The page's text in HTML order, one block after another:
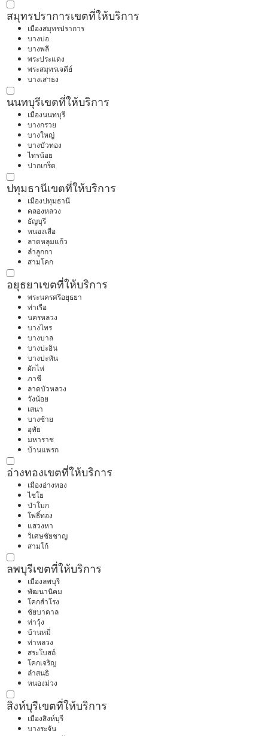
สมุทรปราการเขตที่ให้บริการ
เมืองสมุทรปราการ
บางบ่อ
บางพลี
พระประแดง
พระสมุทรเจดีย์
บางเสาธง
นนทบุรีเขตที่ให้บริการ
เมืองนนทบุรี
บางกรวย
บางใหญ่
บางบัวทอง
ไทรน้อย
ปากเกร็ด
ปทุมธานีเขตที่ให้บริการ
เมืองปทุมธานี
คลองหลวง
ธัญบุรี
หนองเสือ
ลาดหลุมแก้ว
ลำลูกกา
สามโคก
อยุธยาเขตที่ให้บริการ
พระนครศรีอยุธยา
ท่าเรือ
นครหลวง
บางไทร
บางบาล
บางปะอิน
บางปะหัน
ผักไห่
ภาชี
ลาดบัวหลวง
วังน้อย
เสนา
บางซ้าย
อุทัย
มหาราช
บ้านแพรก
อ่างทองเขตที่ให้บริการ
เมืองอ่างทอง
ไชโย
ป่าโมก
โพธิ์ทอง
แสวงหา
วิเศษชัยชาญ
สามโก้
ลพบุรีเขตที่ให้บริการ
เมืองลพบุรี
พัฒนานิคม
โคกสำโรง
ชัยบาดาล
ท่าวุ้ง
บ้านหมี่
ท่าหลวง
สระโบสถ์
โคกเจริญ
ลำสนธิ
หนองม่วง
สิงห์บุรีเขตที่ให้บริการ
เมืองสิงห์บุรี
บางระจัน